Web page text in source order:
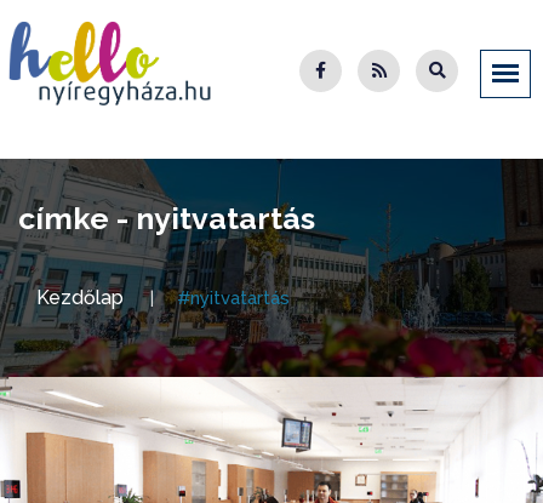
címke - nyitvatartás
Kezdőlap #nyitvatartás